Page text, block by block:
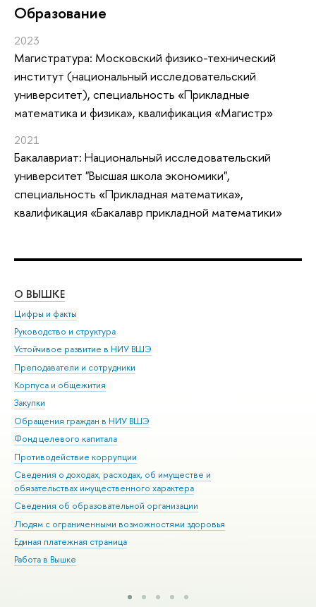
Oбразование
2023
Магистратура: Московский физико-технический
институт (национальный исследовательский
университет), специальность «Прикладные
математика и физика», квалификация «Магистр»
2021
Бакалавриат: Национальный исследовательский
университет "Высшая школа экономики",
специальность «Прикладная математика»,
квалификация «Бакалавр прикладной математики»
О ВЫШКЕ
Цифры и факты
Руководство и структура
Устойчивое развитие в НИУ ВШЭ
Преподаватели и сотрудники
Корпуса и общежития
Закупки
Обращения граждан в НИУ ВШЭ
Фонд целевого капитала
Противодействие коррупции
Сведения о доходах, расходах, об имуществе и
обязательствах имущественного характера
Сведения об образовательной организации
Людям с ограниченными возможностями здоровья
Единая платежная страница
Работа в Вышке